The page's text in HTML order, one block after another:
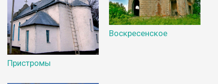
Пристромы
Воскресенское